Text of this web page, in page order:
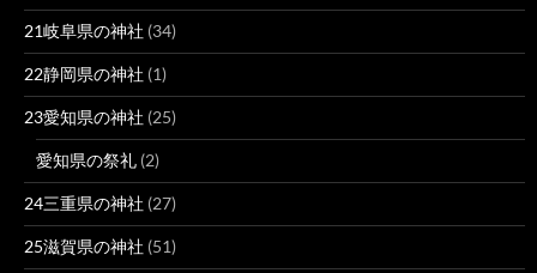
21岐阜県の神社 (34)
22静岡県の神社 (1)
23愛知県の神社 (25)
愛知県の祭礼 (2)
24三重県の神社 (27)
25滋賀県の神社 (51)